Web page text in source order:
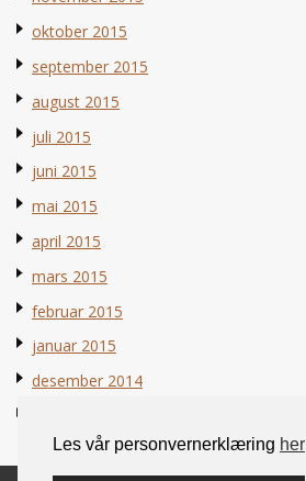
Les vår personvernerklæring her
oktober 2015
september 2015
august 2015
juli 2015
juni 2015
mai 2015
april 2015
mars 2015
februar 2015
januar 2015
desember 2014